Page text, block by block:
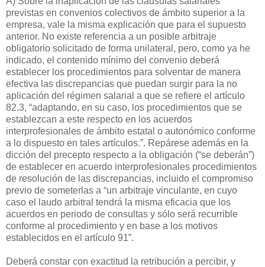
previstas en convenios colectivos de ámbito superior a la
empresa, vale la misma explicación que para el supuesto
anterior. No existe referencia a un posible arbitraje
obligatorio solicitado de forma unilateral, pero, como ya he
indicado, el contenido mínimo del convenio deberá
establecer los procedimientos para solventar de manera
efectiva las discrepancias que puedan surgir para la no
aplicación del régimen salarial a que se refiere el artículo
82.3, “adaptando, en su caso, los procedimientos que se
establezcan a este respecto en los acuerdos
interprofesionales de ámbito estatal o autonómico conforme
a lo dispuesto en tales artículos.”. Repárese además en la
dicción del precepto respecto a la obligación (“se deberán”)
de establecer en acuerdo interprofesionales procedimientos
de resolución de las discrepancias, incluido el compromiso
previo de someterlas a “un arbitraje vinculante, en cuyo
caso el laudo arbitral tendrá la misma eficacia que los
acuerdos en periodo de consultas y sólo será recurrible
conforme al procedimiento y en base a los motivos
establecidos en el artículo 91”.
Deberá constar con exactitud la retribución a percibir, y